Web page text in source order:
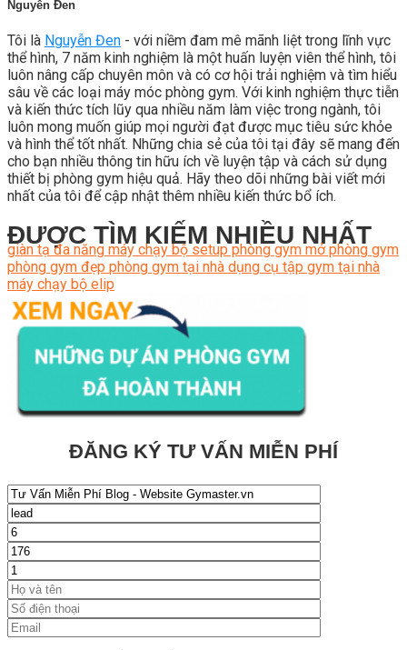
Nguyễn Đen
Tôi là Nguyễn Đen - với niềm đam mê mãnh liệt trong lĩnh vực
thể hình, 7 năm kinh nghiệm là một huấn luyện viên thể hình, tôi
luôn nâng cấp chuyên môn và có cơ hội trải nghiệm và tìm hiểu
sâu về các loại máy móc phòng gym. Với kinh nghiệm thực tiễn
và kiến thức tích lũy qua nhiều năm làm việc trong ngành, tôi
luôn mong muốn giúp mọi người đạt được mục tiêu sức khỏe
và hình thể tốt nhất. Những chia sẻ của tôi tại đây sẽ mang đến
cho bạn nhiều thông tin hữu ích về luyện tập và cách sử dụng
thiết bị phòng gym hiệu quả. Hãy theo dõi những bài viết mới
nhất của tôi để cập nhật thêm nhiều kiến thức bổ ích.
ĐƯỢC TÌM KIẾM NHIỀU NHẤT
giàn tạ đa năng máy chạy bộ setup phòng gym mở phòng gym
phòng gym đẹp phòng gym tại nhà dụng cụ tập gym tại nhà
máy chạy bộ elip
ĐĂNG KÝ TƯ VẤN MIỄN PHÍ